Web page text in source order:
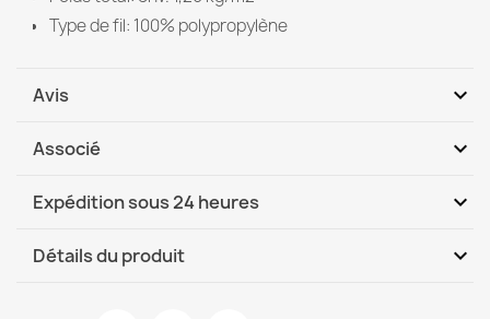
Type de fil: 100% polypropylène
Avis expand_more
Associé expand_more
Expédition sous 24 heures expand_more
DHL / GLS International
Détails du produit expand_more